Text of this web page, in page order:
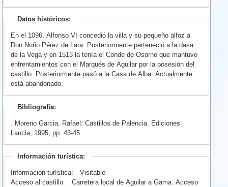
Datos históricos:
En el 1096, Alfonso VI concedió la villa y su pequeño alfoz a
Don Nuño Pérez de Lara. Posteriormente perteneció a la dasa
de la Vega y en 1513 la tenía el Conde de Osorno que mantuvo
enfrentamientos con el Marqués de Aguilar por la posesión del
castillo. Posteriormente pasó a la Casa de Alba. Actualmente
está abandonado.
Bibliografía:
. Moreno Garcia, Rafael: Castillos de Palencia. Ediciones
Lancia, 1995, pp. 43-45
Información turística:
Información turística:
Visitable
Acceso al castillo:
Carretera local de Aguilar a Gama. Acceso